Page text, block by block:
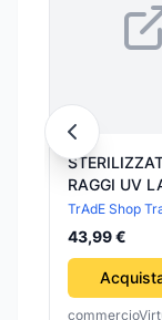
RAGGI UV
GERMICIDA
BARBIERE
ESTETISTA
TrAdE Shop
43,99 €